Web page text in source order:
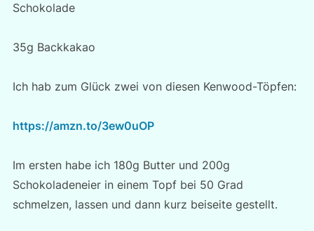
Schokolade
35g Backkakao
Ich hab zum Glück zwei von diesen Kenwood-Töpfen:
https://amzn.to/3ew0uOP
Im ersten habe ich 180g Butter und 200g
Schokoladeneier in einem Topf bei 50 Grad
schmelzen, lassen und dann kurz beiseite gestellt.